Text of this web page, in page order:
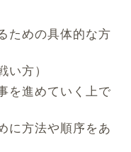
ための具体的な方
い方）
を進めていく上で
に方法や順序をあ